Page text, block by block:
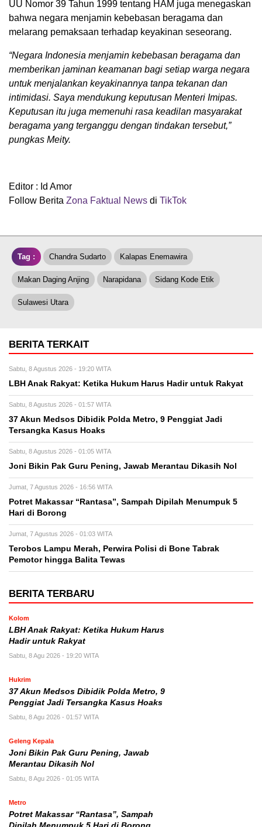
UU Nomor 39 Tahun 1999 tentang HAM juga menegaskan
bahwa negara menjamin kebebasan beragama dan
melarang pemaksaan terhadap keyakinan seseorang.
“Negara Indonesia menjamin kebebasan beragama dan
memberikan jaminan keamanan bagi setiap warga negara
untuk menjalankan keyakinannya tanpa tekanan dan
intimidasi. Saya mendukung keputusan Menteri Imipas.
Keputusan itu juga memenuhi rasa keadilan masyarakat
beragama yang terganggu dengan tindakan tersebut,”
pungkas Meity.
Editor : Id Amor
Follow Berita Zona Faktual News di TikTok
Tag : Chandra Sudarto Kalapas Enemawira
Makan Daging Anjing Narapidana Sidang Kode Etik
Sulawesi Utara
BERITA TERKAIT
Sabtu, 8 Agustus 2026 - 19:20 WITA
LBH Anak Rakyat: Ketika Hukum Harus Hadir untuk Rakyat
Sabtu, 8 Agustus 2026 - 01:57 WITA
37 Akun Medsos Dibidik Polda Metro, 9 Penggiat Jadi
Tersangka Kasus Hoaks
Sabtu, 8 Agustus 2026 - 01:05 WITA
Joni Bikin Pak Guru Pening, Jawab Merantau Dikasih Nol
Jumat, 7 Agustus 2026 - 16:56 WITA
Potret Makassar “Rantasa”, Sampah Dipilah Menumpuk 5
Hari di Borong
Jumat, 7 Agustus 2026 - 01:03 WITA
Terobos Lampu Merah, Perwira Polisi di Bone Tabrak
Pemotor hingga Balita Tewas
BERITA TERBARU
Kolom
LBH Anak Rakyat: Ketika Hukum Harus
Hadir untuk Rakyat
Sabtu, 8 Agu 2026 - 19:20 WITA
Hukrim
37 Akun Medsos Dibidik Polda Metro, 9
Penggiat Jadi Tersangka Kasus Hoaks
Sabtu, 8 Agu 2026 - 01:57 WITA
Geleng Kepala
Joni Bikin Pak Guru Pening, Jawab
Merantau Dikasih Nol
Sabtu, 8 Agu 2026 - 01:05 WITA
Metro
Potret Makassar “Rantasa”, Sampah